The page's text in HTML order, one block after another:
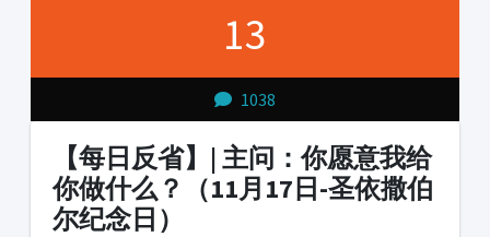
13
1038
【每日反省】| 主问：你愿意我给
你做什么？（11月17日-圣依撒伯
尔纪念日）